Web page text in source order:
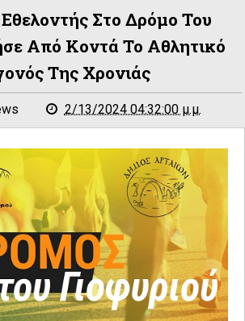
Στο Δρόμο Του
Από Κοντά Το Αθλητικό
Της Χρονιάς
2/13/2024 04:32:00 μ.μ.